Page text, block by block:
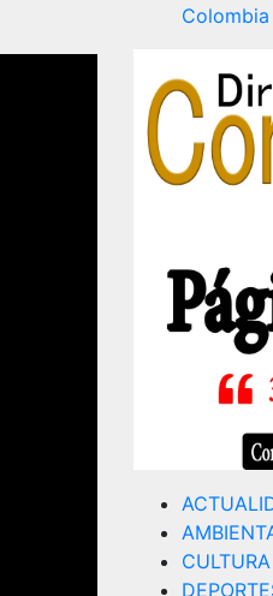
Colombia
CULTURA